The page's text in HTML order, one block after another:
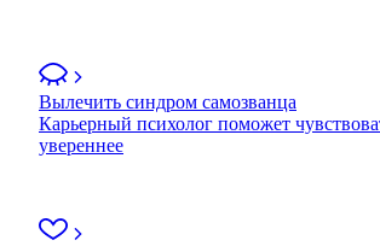
Вылечить синдром самозванца
Карьерный психолог поможет
увереннее